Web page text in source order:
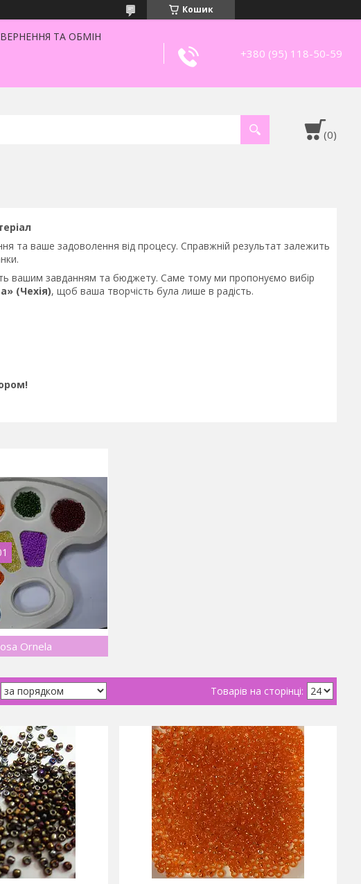
Кошик
ТА ОБМІН
+380 (95) 118-50-59
та ваше задоволення від процесу. Справжній результат залежить
вашим завданням та бюджету. Саме тому ми пропонуємо вибір
(Чехія), щоб ваша творчість була лише в радість.
Ornela